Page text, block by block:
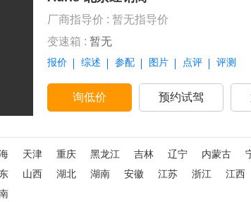
厂商指导价 : 暂无指导价
变速箱 : 暂无
报价 综述 参配 图片 点评 评测
询低价 预约试驾
天津 重庆 黑龙江 吉林 辽宁 内蒙古
山西 湖北 湖南 安徽 江苏 浙江 江西